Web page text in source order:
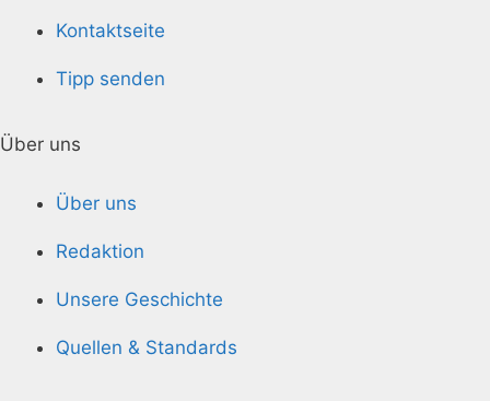
Kontaktseite
Tipp senden
Über uns
Über uns
Redaktion
Unsere Geschichte
Quellen & Standards